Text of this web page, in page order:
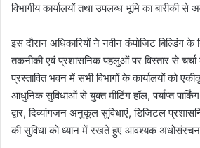
विभागीय कार्यालयों तथा उपलब्ध भूमि का बारीकी
इस दौरान अधिकारियों ने नवीन कंपोजिट बिल्डिंग के
तकनीकी एवं प्रशासनिक पहलुओं पर विस्तार से चर्चा
प्रस्तावित भवन में सभी विभागों के कार्यालयों को
आधुनिक सुविधाओं से युक्त मीटिंग हॉल, पर्याप्त
द्वार, दिव्यांगजन अनुकूल सुविधाएं, डिजिटल
की सुविधा को ध्यान में रखते हुए आवश्यक